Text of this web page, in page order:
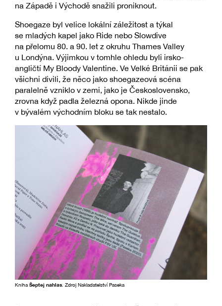
na Západě i Východě snažili proniknout.
Shoegaze byl velice lokální záležitost a týkal
se mladých kapel jako Ride nebo Slowdive
na přelomu 80. a 90. let z okruhu Thames Valley
u Londýna. Výjimkou v tomhle ohledu byli irsko-
angličtí My Bloody Valentine. Ve Velké Británii se pak
všichni divili, že něco jako shoegazeová scéna
paralelně vzniklo v zemi, jako je Československo,
zrovna když padla železná opona. Nikde jinde
v bývalém východním bloku se tak nestalo.
Kniha Šeptej nahlas . Zdroj Nakladatelství Paseka